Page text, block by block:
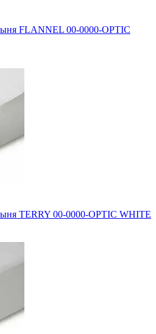
FLANNEL 00-0000-OPTIC
TERRY 00-0000-OPTIC WHITE